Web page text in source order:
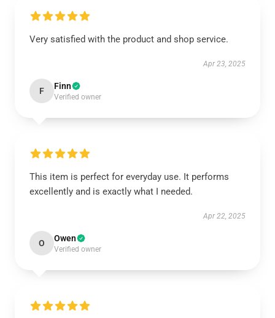
Very satisfied with the product and shop service.
Apr 23, 2025
F Finn
Verified owner
This item is perfect for everyday use. It performs
excellently and is exactly what I needed.
Apr 22, 2025
O Owen
Verified owner